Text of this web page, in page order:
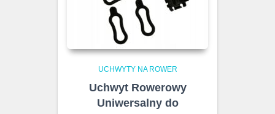
UCHWYTY NA ROWER
Uchwyt Rowerowy
Uniwersalny do